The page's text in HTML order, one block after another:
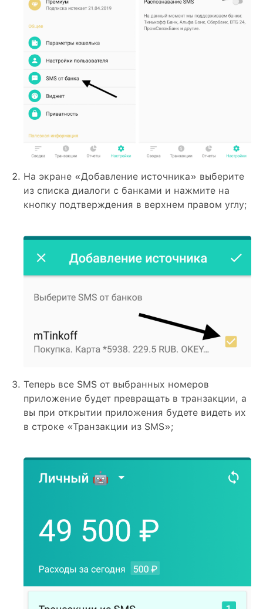
На экране «Добавление источника» выберите
из списка диалоги с банками и нажмите на
кнопку подтверждения в верхнем правом углу;
Теперь все SMS от выбранных номеров
приложение будет превращать в транзакции, а
вы при открытии приложения будете видеть их
в строке «Транзакции из SMS»;